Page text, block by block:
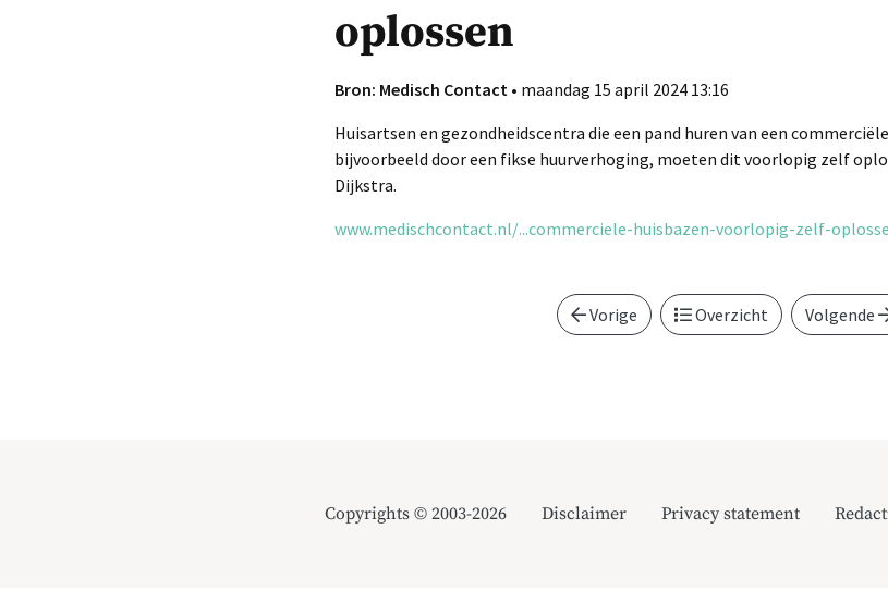
oplossen
Bron: Medisch Contact • maandag 15 april 2024 13:16
Huisartsen en gezondheidscentra die een pand huren van een
bijvoorbeeld door een fikse huurverhoging, moeten dit voorlopig zelf
Dijkstra.
www.medischcontact.nl/...commerciele-huisbazen-voorlopig-zelf-
Vorige Overzicht Volgende
Copyrights © 2003-2026 Disclaimer Privacy statement